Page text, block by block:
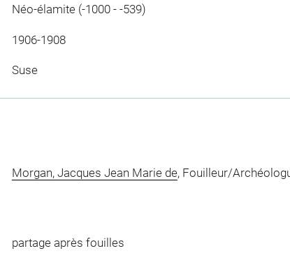
Néo-élamite (-1000 - -539)
1906-1908
Suse
Morgan, Jacques Jean Marie de, Fouilleur/
partage après fouilles